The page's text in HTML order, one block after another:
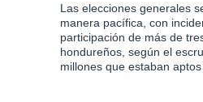
Las elecciones generales
manera pacífica, con
participación de más de
hondureños, según el
millones que estaban aptos